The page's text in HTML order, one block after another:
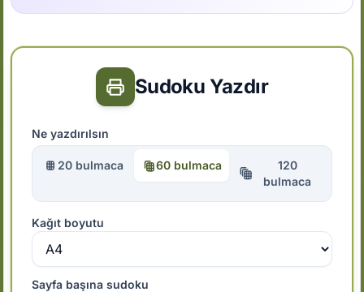
Sudoku Yazdır
Ne yazdırılsın
20 bulmaca 60 bulmaca
120
bulmaca
Kağıt boyutu
Sayfa başına sudoku